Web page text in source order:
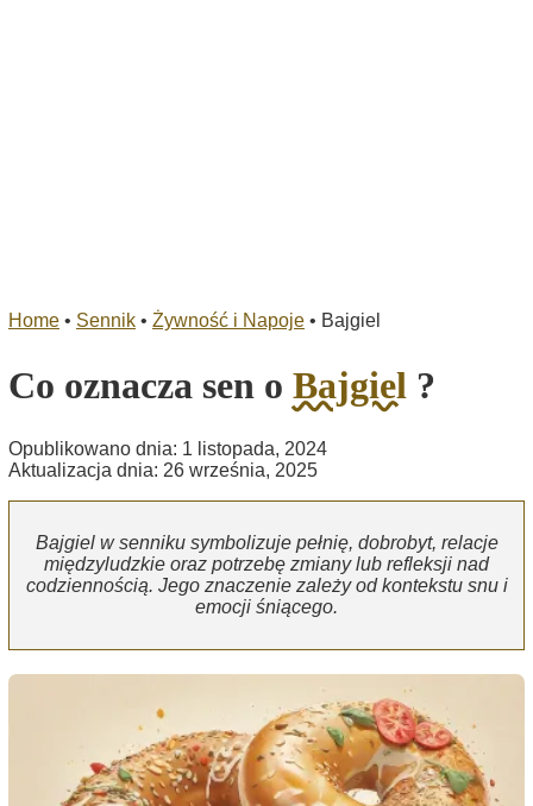
Home • Sennik • Żywność i Napoje • Bajgiel
Co oznacza sen o Bajgiel ?
Opublikowano dnia: 1 listopada, 2024
Aktualizacja dnia: 26 września, 2025
Bajgiel w senniku symbolizuje pełnię, dobrobyt, relacje
międzyludzkie oraz potrzebę zmiany lub refleksji nad
codziennością. Jego znaczenie zależy od kontekstu snu i
emocji śniącego.